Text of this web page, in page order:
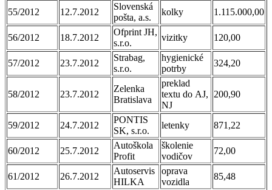
55/2012 12.7.2012
Slovenská
pošta, a.s.
kolky 1.115.000,00
56/2012 18.7.2012
Ofprint JH,
s.r.o.
vizitky 120,00
57/2012 23.7.2012
Strabag,
s.r.o.
hygienické
potrby
324,20
58/2012 23.7.2012
Zelenka
Bratislava
preklad
textu do AJ,
NJ
200,90
59/2012 24.7.2012
PONTIS
SK, s.r.o.
letenky 871,22
60/2012 25.7.2012
Autoškola
Profit
školenie
vodičov
72,00
61/2012 26.7.2012
Autoservis
HILKA
oprava
vozidla
85,48